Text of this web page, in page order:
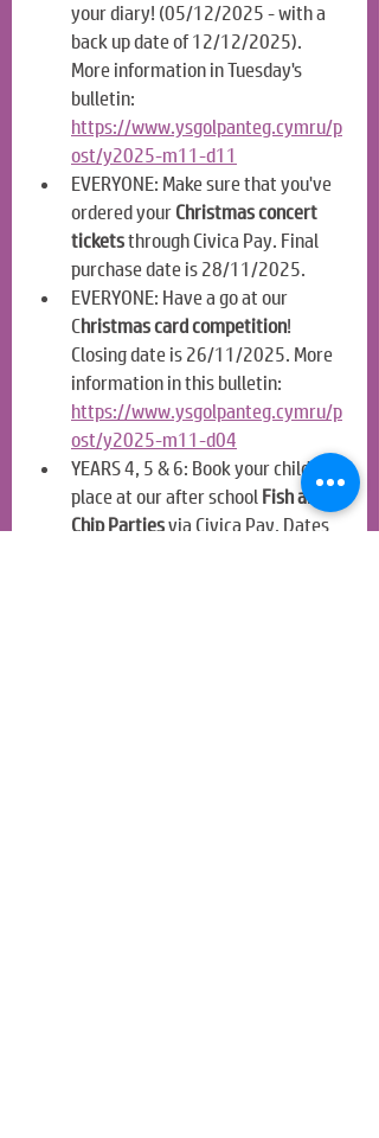
your diary! (05/12/2025 - with a
back up date of 12/12/2025).
More information in Tuesday's
bulletin:
https://www.ysgolpanteg.cymru/p
ost/y2025-m11-d11
EVERYONE: Make sure that you've
ordered your Christmas concert
tickets through Civica Pay. Final
purchase date is 28/11/2025.
EVERYONE: Have a go at our
Christmas card competition!
Closing date is 26/11/2025. More
information in this bulletin:
https://www.ysgolpanteg.cymru/p
ost/y2025-m11-d04
YEARS 4, 5 & 6: Book your child's
place at our after school Fish and
Chip Parties via Civica Pay. Dates